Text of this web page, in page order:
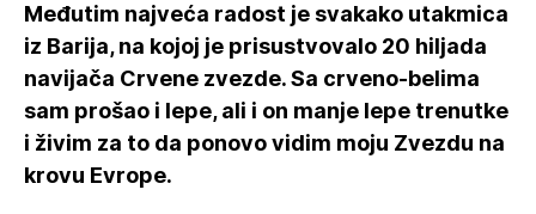
Međutim najveća radost je svakako utakmica
iz Barija, na kojoj je prisustvovalo 20 hiljada
navijača Crvene zvezde. Sa crveno-belima
sam prošao i lepe, ali i on manje lepe trenutke
i živim za to da ponovo vidim moju Zvezdu na
krovu Evrope.